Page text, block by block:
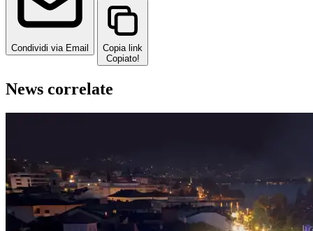
Condividi via Email
Copia link
Copiato!
News correlate